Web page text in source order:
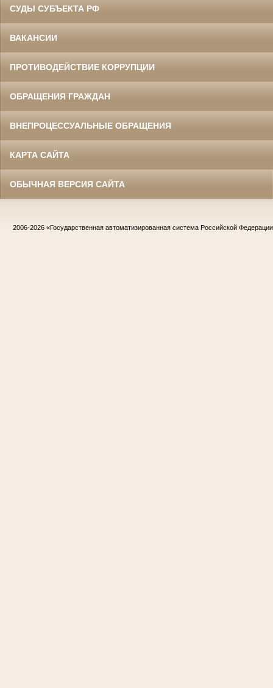
СУДЫ СУБЪЕКТА РФ
ВАКАНСИИ
ПРОТИВОДЕЙСТВИЕ КОРРУПЦИИ
ОБРАЩЕНИЯ ГРАЖДАН
ВНЕПРОЦЕССУАЛЬНЫЕ ОБРАЩЕНИЯ
КАРТА САЙТА
ОБЫЧНАЯ ВЕРСИЯ САЙТА
2006-2026 «Государственная автоматизированная система Российской